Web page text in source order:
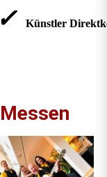
✓ Künstler
Messen